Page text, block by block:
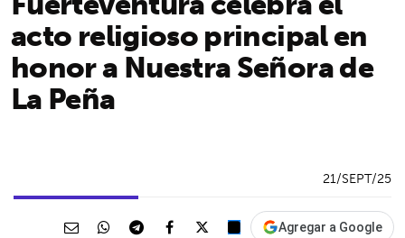
acto religioso principal en
honor a Nuestra Señora de
La Peña
21/SEPT/25
Agregar a Google